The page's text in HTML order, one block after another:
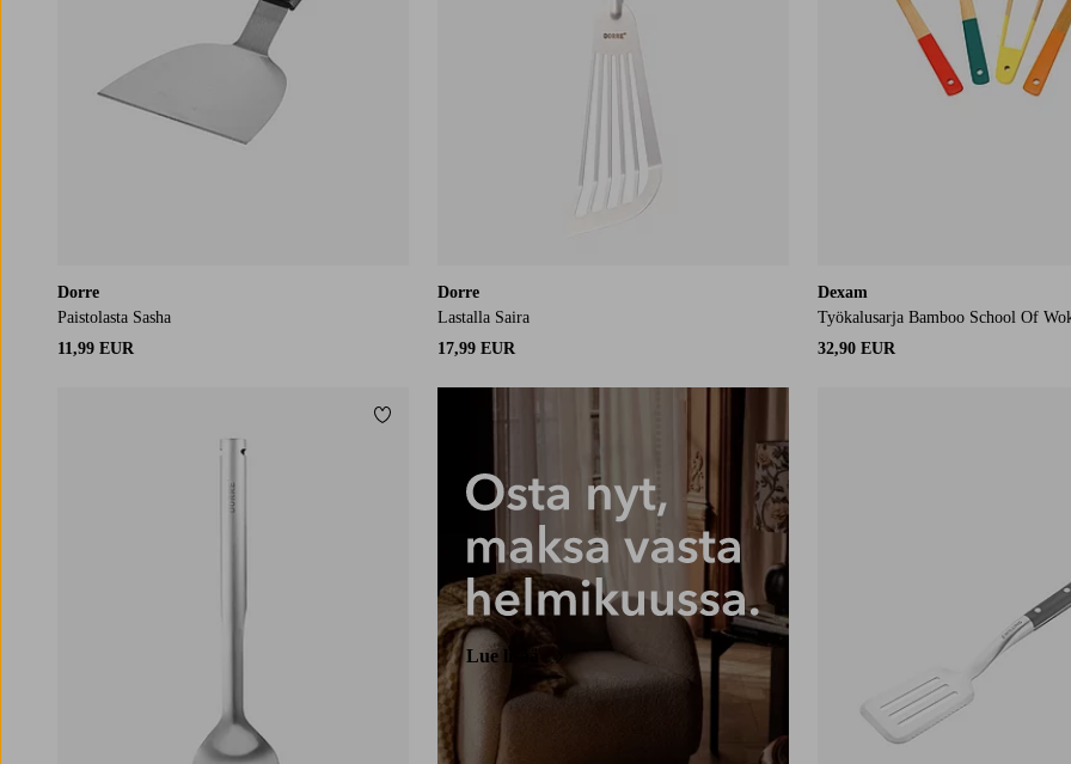
Dorre
Paistolasta Sasha
11,99 EUR
Dorre
Lastalla Saira
17,99 EUR
Dexam
Työkalusarja Bamboo School Of
32,90 EUR
Lisää suosikkeihin
Lue lisää